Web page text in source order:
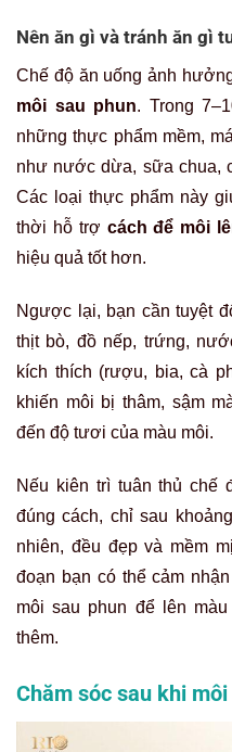
Nên ăn gì và tránh ăn gì
Chế độ ăn uống ảnh
môi sau phun. Trong
những thực phẩm mềm,
như nước dừa, sữa chua,
Các loại thực phẩm này
thời hỗ trợ cách để môi
hiệu quả tốt hơn.
Ngược lại, bạn cần tuyệt
thịt bò, đồ nếp, trứng,
kích thích (rượu, bia, cà
khiến môi bị thâm, sậm
đến độ tươi của màu môi.
Nếu kiên trì tuân thủ chế
đúng cách, chỉ sau
nhiên, đều đẹp và mềm
đoạn bạn có thể cảm
môi sau phun để lên
thêm.
Chăm sóc sau khi